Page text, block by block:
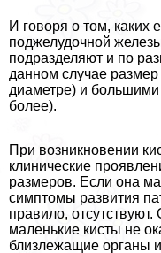
И говоря о том, каких
поджелудочной
подразделяют и по
данном случае
диаметре) и большими
более).
При возникновении
клинические
размеров. Если она
симптомы развития
правило, отсутствуют.
маленькие кисты не
близлежащие органы